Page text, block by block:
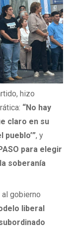
hizo
“No hay
claro en su
, y
para elegir
soberanía
gobierno
liberal